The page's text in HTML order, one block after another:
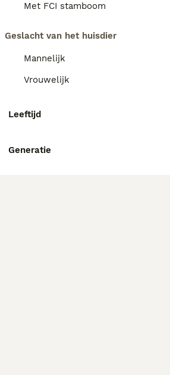
Met FCI stamboom
Geslacht van het huisdier
Mannelijk
Vrouwelijk
Leeftijd
Generatie